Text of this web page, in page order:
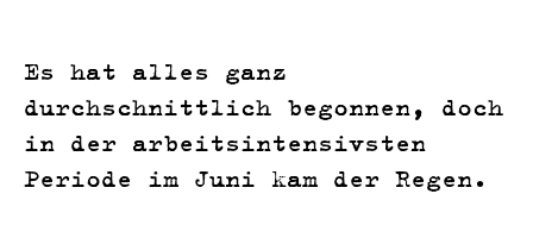
Es hat alles ganz
durchschnittlich begonnen, doch
in der arbeitsintensivsten
Periode im Juni kam der Regen.